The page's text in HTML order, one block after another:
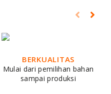
BERKUALITAS
Mulai dari pemilihan bahan
sampai produksi